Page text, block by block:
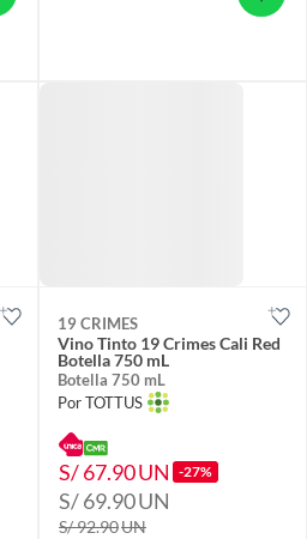
19 CRIMES
Vino Tinto 19 Crimes Cali Red
Botella 750 mL
Botella 750 mL
Por TOTTUS
S/ 67.90UN -27%
S/ 69.90UN
S/ 92.90UN